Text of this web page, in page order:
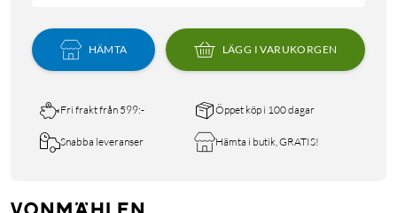
HÄMTA LÄGG I VARUKORGEN
Fri frakt från 599:- Öppet köp i 100 dagar
Snabba leveranser Hämta i butik, GRATIS!